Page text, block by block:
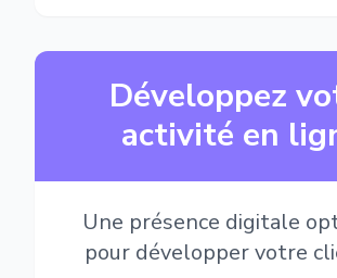
Développez
activité en
Une présence digitale
pour développer votre